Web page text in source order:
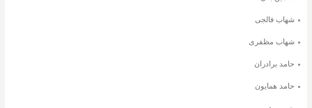
شهاب فالجی
شهاب مظفری
حامد برادران
حامد همایون